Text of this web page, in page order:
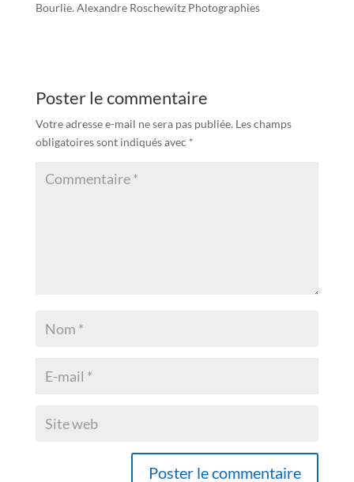
Bourlie. Alexandre Roschewitz Photographies
Poster le commentaire
Votre adresse e-mail ne sera pas publiée. Les champs
obligatoires sont indiqués avec *